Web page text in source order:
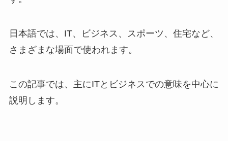
日本語では、IT、ビジネス、スポーツ、住宅など、
さまざまな場面で使われます。
この記事では、主にITとビジネスでの意味を中心に
説明します。